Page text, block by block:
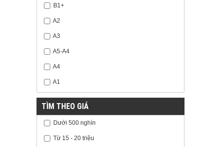
B1+
A2
A3
A5-A4
A4
A1
TÌM THEO GIÁ
Dưới 500 nghìn
Từ 15 - 20 triệu